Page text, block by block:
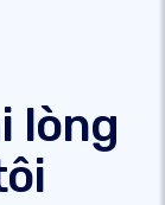
lòng